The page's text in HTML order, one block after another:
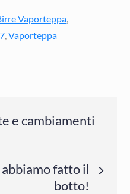
Vaporteppa
,Vaporteppa
e cambiamenti
fatto il
botto!